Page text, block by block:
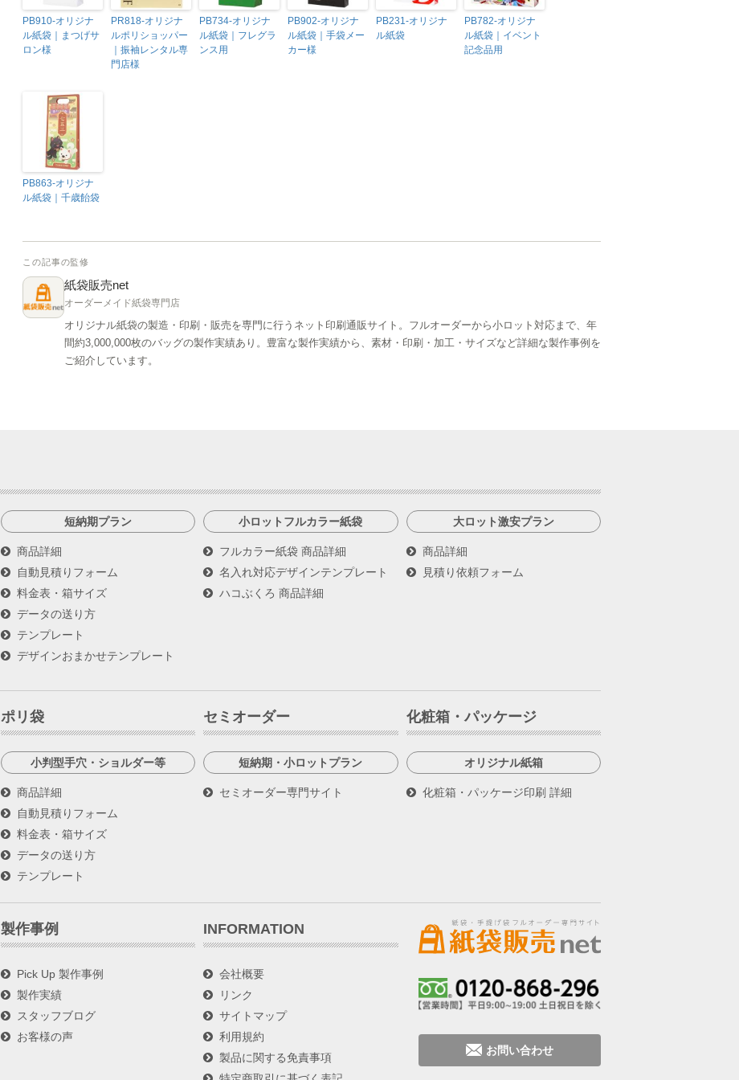
PB910-オリジナ
ル紙袋｜まつげサ
ロン様
PR818-オリジナ
ルポリショッパー
｜振袖レンタル専
門店様
PB734-オリジナ
ル紙袋｜フレグラ
ンス用
PB902-オリジナ
ル紙袋｜手袋メー
カー様
PB231-オリジナ
ル紙袋
PB782-オリジナ
ル紙袋｜イベント
記念品用
PB863-オリジナ
ル紙袋｜千歳飴袋
この記事の監修
紙袋販売net
オーダーメイド紙袋専門店
オリジナル紙袋の製造・印刷・販売を専門に行うネット印刷通販サイト。フルオーダーから小ロット対応まで、年
間約3,000,000枚のバッグの製作実績あり。豊富な製作実績から、素材・印刷・加工・サイズなど詳細な製作事例を
ご紹介しています。
短納期プラン
商品詳細
自動見積りフォーム
料金表・箱サイズ
データの送り方
テンプレート
デザインおまかせテンプレート
小ロットフルカラー紙袋
フルカラー紙袋 商品詳細
名入れ対応デザインテンプレート
ハコぶくろ 商品詳細
大ロット激安プラン
商品詳細
見積り依頼フォーム
ポリ袋
小判型手穴・ショルダー等
商品詳細
自動見積りフォーム
料金表・箱サイズ
データの送り方
テンプレート
セミオーダー
短納期・小ロットプラン
セミオーダー専門サイト
化粧箱・パッケージ
オリジナル紙箱
化粧箱・パッケージ印刷 詳細
製作事例
Pick Up 製作事例
製作実績
スタッフブログ
お客様の声
INFORMATION
会社概要
リンク
サイトマップ
利用規約
製品に関する免責事項
お問い合わせ